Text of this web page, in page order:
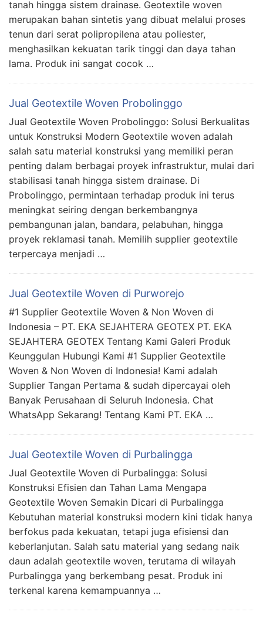
tanah hingga sistem drainase. Geotextile woven
merupakan bahan sintetis yang dibuat melalui proses
tenun dari serat polipropilena atau poliester,
menghasilkan kekuatan tarik tinggi dan daya tahan
lama. Produk ini sangat cocok …
Jual Geotextile Woven Probolinggo
Jual Geotextile Woven Probolinggo: Solusi Berkualitas
untuk Konstruksi Modern Geotextile woven adalah
salah satu material konstruksi yang memiliki peran
penting dalam berbagai proyek infrastruktur, mulai dari
stabilisasi tanah hingga sistem drainase. Di
Probolinggo, permintaan terhadap produk ini terus
meningkat seiring dengan berkembangnya
pembangunan jalan, bandara, pelabuhan, hingga
proyek reklamasi tanah. Memilih supplier geotextile
terpercaya menjadi …
Jual Geotextile Woven di Purworejo
#1 Supplier Geotextile Woven & Non Woven di
Indonesia – PT. EKA SEJAHTERA GEOTEX PT. EKA
SEJAHTERA GEOTEX Tentang Kami Galeri Produk
Keunggulan Hubungi Kami #1 Supplier Geotextile
Woven & Non Woven di Indonesia! Kami adalah
Supplier Tangan Pertama & sudah dipercayai oleh
Banyak Perusahaan di Seluruh Indonesia. Chat
WhatsApp Sekarang! Tentang Kami PT. EKA …
Jual Geotextile Woven di Purbalingga
Jual Geotextile Woven di Purbalingga: Solusi
Konstruksi Efisien dan Tahan Lama Mengapa
Geotextile Woven Semakin Dicari di Purbalingga
Kebutuhan material konstruksi modern kini tidak hanya
berfokus pada kekuatan, tetapi juga efisiensi dan
keberlanjutan. Salah satu material yang sedang naik
daun adalah geotextile woven, terutama di wilayah
Purbalingga yang berkembang pesat. Produk ini
terkenal karena kemampuannya …